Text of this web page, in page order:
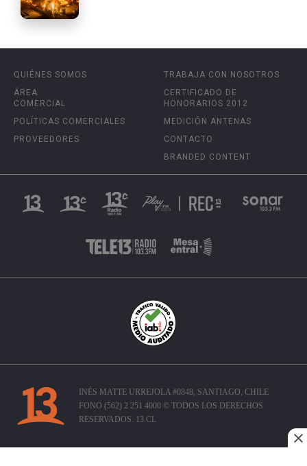
QUIÉNES SOMOS
ÁREA
COMERCIAL
POLÍTICAS COMERCIALES
PROVEEDORES
TRABAJA CON NOSOTROS
CERTIFICADO DE
HONORARIOS 2012
MEDICIÓN ANTENAS
CONTACTO
BRANDED CONTENT
INÉS MATTE URREJOLA #0848, SANTIAGO, CHILE
FONO (562) 2 251 4000 © TODOS LOS DERECHOS
RESERVADOS. 13.CL